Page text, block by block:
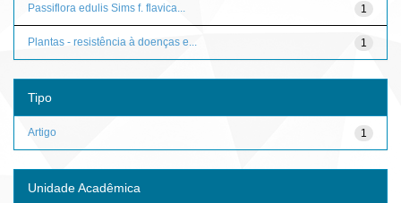
1
Passiflora edulis Sims f. flavica...
1
Plantas - resistência à doenças e...
Tipo
1
Artigo
Unidade Acadêmica